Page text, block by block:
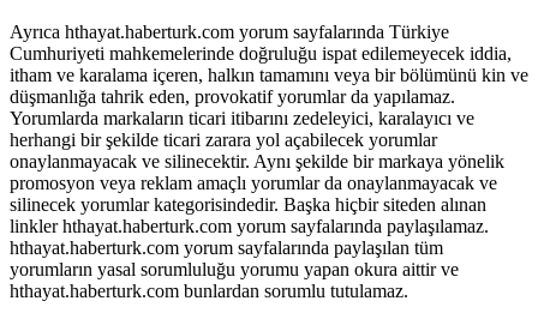
Ayrıca hthayat.haberturk.com yorum sayfalarında Türkiye
Cumhuriyeti mahkemelerinde doğruluğu ispat edilemeyecek iddia,
itham ve karalama içeren, halkın tamamını veya bir bölümünü kin ve
düşmanlığa tahrik eden, provokatif yorumlar da yapılamaz.
Yorumlarda markaların ticari itibarını zedeleyici, karalayıcı ve
herhangi bir şekilde ticari zarara yol açabilecek yorumlar
onaylanmayacak ve silinecektir. Aynı şekilde bir markaya yönelik
promosyon veya reklam amaçlı yorumlar da onaylanmayacak ve
silinecek yorumlar kategorisindedir. Başka hiçbir siteden alınan
linkler hthayat.haberturk.com yorum sayfalarında paylaşılamaz.
hthayat.haberturk.com yorum sayfalarında paylaşılan tüm
yorumların yasal sorumluluğu yorumu yapan okura aittir ve
hthayat.haberturk.com bunlardan sorumlu tutulamaz.